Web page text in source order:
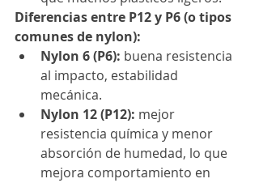
Diferencias entre P12 y P6 (o tipos
comunes de nylon):
Nylon 6 (P6): buena resistencia
al impacto, estabilidad
mecánica.
Nylon 12 (P12): mejor
resistencia química y menor
absorción de humedad, lo que
mejora comportamiento en